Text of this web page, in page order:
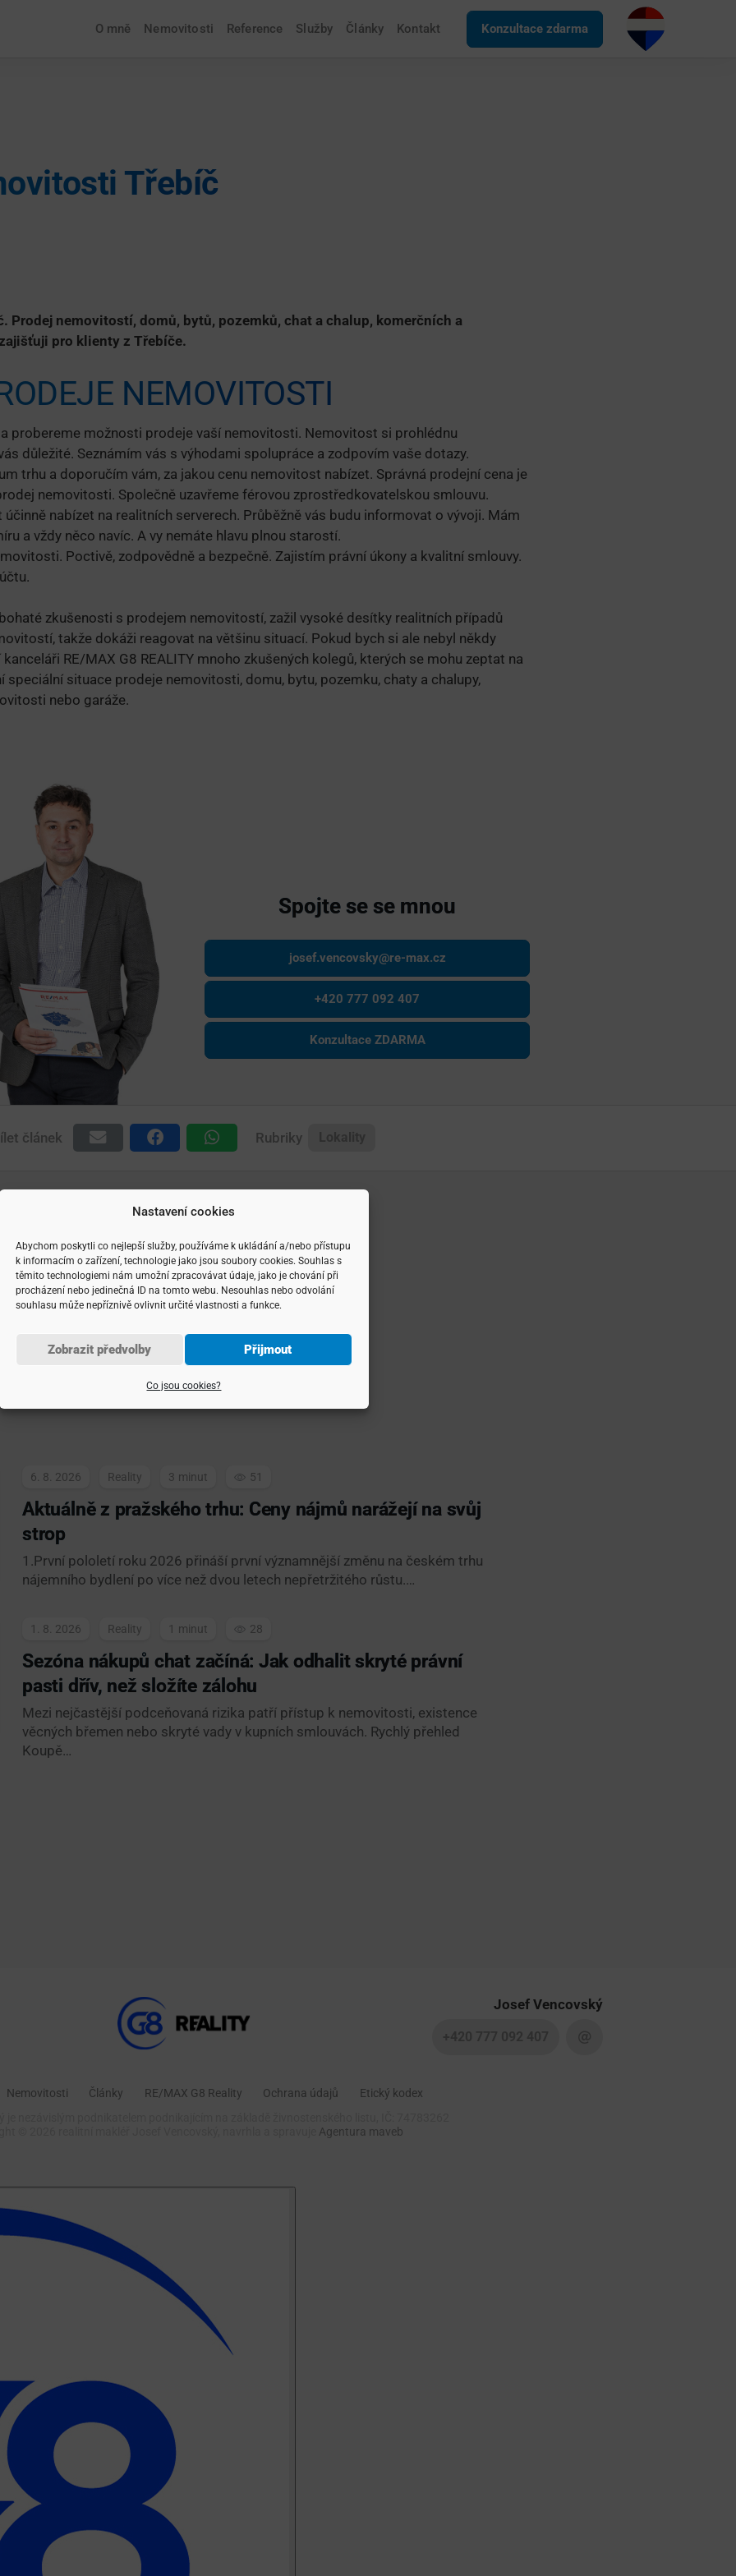
Nastavení cookies
Abychom poskytli co nejlepší služby, používáme k ukládání a/nebo přístupu
k informacím o zařízení, technologie jako jsou soubory cookies. Souhlas s
těmito technologiemi nám umožní zpracovávat údaje, jako je chování při
procházení nebo jedinečná ID na tomto webu. Nesouhlas nebo odvolání
souhlasu může nepříznivě ovlivnit určité vlastnosti a funkce.
Přijmout
Zobrazit předvolby
Co jsou cookies?
O mně Nemovitosti Reference Služby Články Kontakt Konzultace zdarma
Třebíč
Prodej nemovitostí, domů, bytů, pozemků, chat a chalup, komerčních a
pro klienty z Třebíče.
NEMOVITOSTI
probereme možnosti prodeje vaší nemovitosti. Nemovitost si prohlédnu
důležité. Seznámím vás s výhodami spolupráce a zodpovím vaše dotazy.
trhu a doporučím vám, za jakou cenu nemovitost nabízet. Správná prodejní cena je
nemovitosti. Společně uzavřeme férovou zprostředkova­telskou smlouvu.
nabízet na realitních serverech. Průběžně vás budu informovat o vývoji. Mám
a vždy něco navíc. A vy nemáte hlavu plnou starostí.
Poctivě, zodpovědně a bezpečně. Zajistím právní úkony a kvalitní smlouvy.
zkušenosti s prodejem nemovitostí, zažil vysoké desítky realitních případů
takže dokáži reagovat na většinu situací. Pokud bych si ale nebyl někdy
RE/MAX G8 REALITY mnoho zkušených kolegů, kterých se mohu zeptat na
situace prodeje nemovitosti, domu, bytu, pozemku, chaty a chalupy,
nebo garáže.
Spojte se se mnou
josef.vencovsky@re-max.cz
+420 777 092 407
Konzultace ZDARMA
článek Rubriky
Mohlo by vás zajímat
Podívejte se na mé další články
6. 8. 2026 Reality 3 51
Aktuálně z pražského trhu: Ceny nájmů narážejí na svůj
strop
1.První pololetí roku 2026 přináší první významnější změnu na českém trhu
nájemního bydlení po více než dvou letech nepřetržitého růstu.…
1. 8. 2026 Reality 1 28
Sezóna nákupů chat začíná: Jak odhalit skryté právní
pasti dřív, než složíte zálohu
Mezi nejčastější podceňovaná rizika patří přístup k nemovitosti, existence
věcných břemen nebo skryté vady v kupních smlouvách. Rychlý přehled
Koupě…
Josef Vencovský
Nemovitosti Články RE/MAX G8 Reality Ochrana údajů
Etický kodex
Agentura maveb